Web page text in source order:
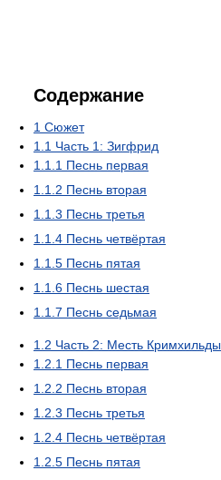
Содержание
1 Сюжет
1.1 Часть 1: Зигфрид
1.1.1 Песнь первая
1.1.2 Песнь вторая
1.1.3 Песнь третья
1.1.4 Песнь четвёртая
1.1.5 Песнь пятая
1.1.6 Песнь шестая
1.1.7 Песнь седьмая
1.2 Часть 2: Месть Кримхильды
1.2.1 Песнь первая
1.2.2 Песнь вторая
1.2.3 Песнь третья
1.2.4 Песнь четвёртая
1.2.5 Песнь пятая